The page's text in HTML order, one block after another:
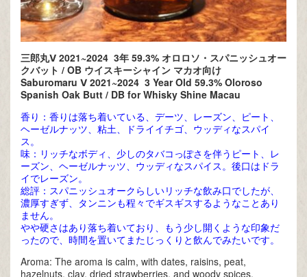
三郎丸Ⅴ 2021~2024 3年 59.3% オロロソ・スパニッシュオー
クバット / OB ウイスキーシャイン マカオ向け
Saburomaru Ⅴ 2021~2024 3 Year Old 59.3% Oloroso
Spanish Oak Butt / DB for Whisky Shine Macau
香り：香りは落ち着いている、デーツ、レーズン、ピート、
ヘーゼルナッツ、粘土、ドライイチゴ、ウッディなスパイ
ス。
味：リッチなボディ、少しのタバコっぽさを伴うピート、レ
ーズン、ヘーゼルナッツ、ウッディなスパイス。後口はドラ
イでレーズン。
総評：スパニッシュオークらしいリッチな飲み口でしたが、
濃厚すぎず、タンニンも程々でギスギスするようなことあり
ません。
やや硬さはあり落ち着いており、もう少し開くような印象だ
ったので、時間を置いてまたじっくりと飲んでみたいです。
Aroma: The aroma is calm, with dates, raisins, peat,
hazelnuts, clay, dried strawberries, and woody spices.